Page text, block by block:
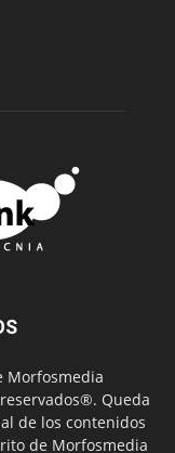
Morfosmedia
Queda
de los contenidos
de Morfosmedia